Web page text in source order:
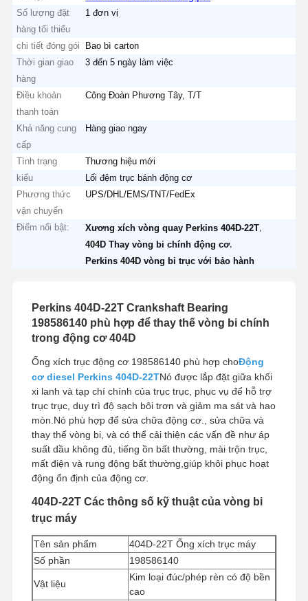
Số lượng đặt
hàng tối thiểu
1 đơn vị
chi tiết đóng gói
Bao bì carton
Thời gian giao
hàng
3 đến 5 ngày làm việc
Điều khoản
thanh toán
Công Đoàn Phương Tây, T/T
Khả năng cung
cấp
Hàng giao ngay
Tình trạng
Thương hiệu mới
kiểu
Lối đệm trục bánh động cơ
Phương thức
vận chuyển
UPS/DHL/EMS/TNT/FedEx
Điểm nổi bật: Xương xích vòng quay Perkins 404D-22T
404D Thay vòng bi chính động cơ,
Perkins 404D vòng bi trục với bảo hành
Perkins 404D-22T Crankshaft Bearing
198586140 phù hợp để thay thế vòng bi chính
trong động cơ 404D
Ống xích trục động cơ 198586140 phù hợp choĐộng
cơ diesel Perkins 404D-22TNó được lắp đặt giữa khối
xi lanh và tạp chí chính của trục trục, phục vụ để hỗ trợ
trục trục, duy trì độ sạch bôi trơn và giảm ma sát và hao
mòn.Nó phù hợp để sửa chữa động cơ., sửa chữa và
thay thế vòng bi, và có thể cải thiện các vấn đề như áp
suất dầu không đủ, tiếng ồn bất thường, mài trộn trục,
mất điện và rung động bất thường,giúp khôi phục hoạt
động ổn định của động cơ.
404D-22T Các thông số kỹ thuật của vòng bi
trục máy
Tên sản phẩm
404D-22T Ống xích trục máy
Số phần
198586140
Vật liệu
Kim loại đúc/phép rèn có độ bền
cao